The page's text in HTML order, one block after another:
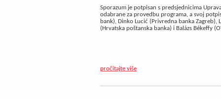
Sporazum je potpisan s predsjednicima
odabrane za provedbu programa, a svoj
bank), Dinko Lucić (Privredna banka
(Hrvatska poštanska banka) i Balázs Békeffy
pročitajte više